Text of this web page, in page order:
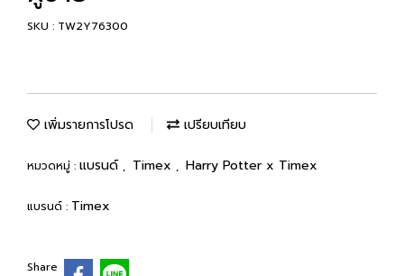
SKU : TW2Y76300
เพิ่มรายการโปรด เปรียบเทียบ
หมวดหมู่ : แบรนด์ , Timex , Harry Potter x Timex
แบรนด์ : Timex
Share